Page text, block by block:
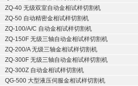
ZQ-40 无级双室自动金相试样切割机
ZQ-50 自动精密金相试样切割机
ZQ-100/A/C 自动金相试样切割机
ZQ-150F 无级三轴自动金相试样切割机
ZQ-200/A 无级三轴金相试样切割机
ZQ-300F 无级三轴自动金相试样切割机
ZQ-300Z 自动金相试样切割机
QG-500 大型液压伺服金相试样切割机